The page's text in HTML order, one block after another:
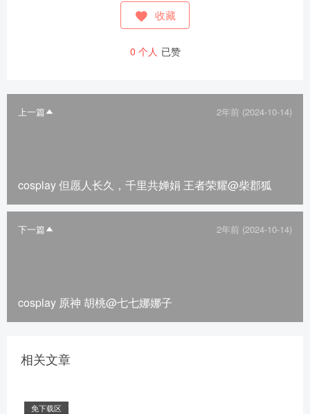
收藏
0 个人 已赞
上一篇 2年前 (2024-10-14)
cosplay 但愿人长久，千里共婵娟 王者荣耀@柴郡狐
下一篇 2年前 (2024-10-14)
cosplay 原神 胡桃@七七娜娜子
相关文章
免下载区